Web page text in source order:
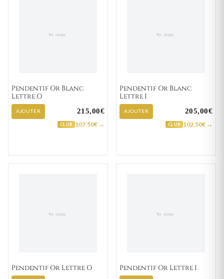
Pendentif Or Blanc
Lettre O
AJOUTER 215,00€
CLUB 107,50€ →
Pendentif Or Blanc
Lettre I
AJOUTER 205,00€
CLUB 102,50€ →
Pendentif Or Lettre O Pendentif Or Lettre I